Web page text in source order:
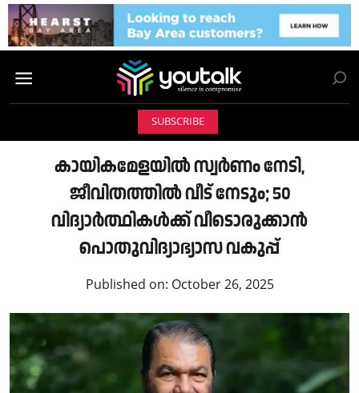
SUBSCRIBE
കായികമേളയിൽ സ്വർണം നേടി,
ജീവിതത്തിൽ വീട് നേടും; 50
വിദ്യാർത്ഥികൾക്ക് വീടൊരുക്കാൻ
പൊതുവിദ്യാഭ്യാസ വകുപ്പ്
Published on: October 26, 2025